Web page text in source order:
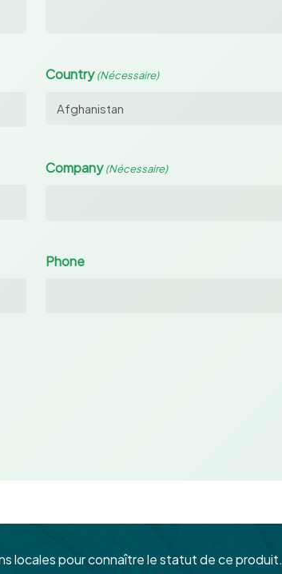
Country (Nécessaire)
Company (Nécessaire)
Phone
locales pour connaître le statut de ce produit.